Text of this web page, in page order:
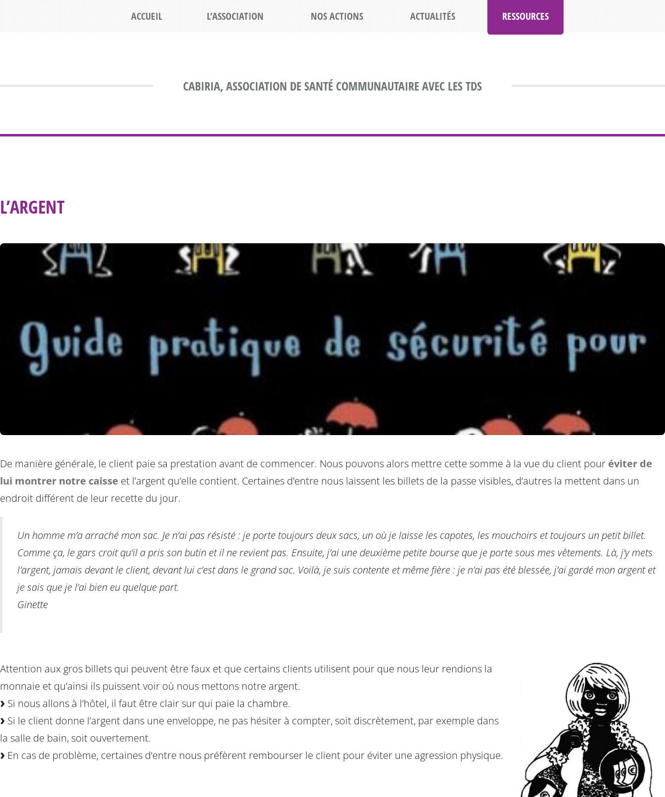
CABIRIA, ASSOCIATION DE SANTÉ COMMUNAUTAIRE AVEC LES TDS
ACCUEIL L’ASSOCIATION NOS ACTIONS ACTUALITÉS RESSOURCES
L’ARGENT
De manière générale, le client paie sa prestation avant de commencer. Nous pouvons alors mettre cette somme à la vue du client pour éviter de
lui montrer notre caisse et l’argent qu’elle contient. Certaines d’entre nous laissent les billets de la passe visibles, d’autres la mettent dans un
endroit différent de leur recette du jour.
Un homme m’a arraché mon sac. Je n’ai pas résisté : je porte toujours deux sacs, un où je laisse les capotes, les mouchoirs et toujours un petit billet.
Comme ça, le gars croit qu’il a pris son butin et il ne revient pas. Ensuite, j’ai une deuxième petite bourse que je porte sous mes vêtements. Là, j’y mets
l’argent, jamais devant le client, devant lui c’est dans le grand sac. Voilà, je suis contente et même fière : je n’ai pas été blessée, j’ai gardé mon argent et
je sais que je l’ai bien eu quelque part.
Ginette
Attention aux gros billets qui peuvent être faux et que certains clients utilisent pour que nous leur rendions la
monnaie et qu’ainsi ils puissent voir où nous mettons notre argent.
Si nous allons à l’hôtel, il faut être clair sur qui paie la chambre.
Si le client donne l’argent dans une enveloppe, ne pas hésiter à compter, soit discrètement, par exemple dans
la salle de bain, soit ouvertement.
En cas de problème, certaines d’entre nous préfèrent rembourser le client pour éviter une agression physique.